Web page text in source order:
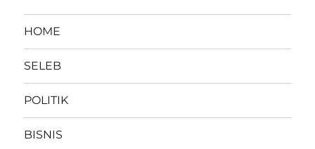
HOME
SELEB
POLITIK
BISNIS